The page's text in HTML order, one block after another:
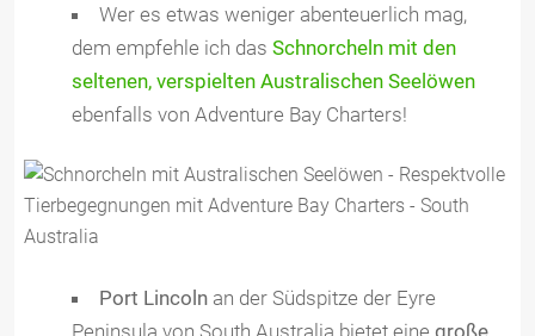
Wer es etwas weniger abenteuerlich mag,
dem empfehle ich das Schnorcheln mit den
seltenen, verspielten Australischen Seelöwen
ebenfalls von Adventure Bay Charters!
Port Lincoln an der Südspitze der Eyre
Peninsula von South Australia bietet eine große